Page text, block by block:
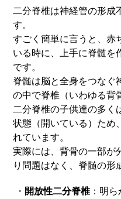
二分脊椎は神経管の形成
す。
すごく簡単に言うと、赤
いる時に、上手に脊髄を
です。
脊髄は脳と全身をつなぐ
の中で脊椎（いわゆる背
二分脊椎の子供達の多く
状態（開いている）ため
れています。
実際には、背骨の一部が
り問題はなく、脊髄の形
・ 開放性二分脊椎 ：明